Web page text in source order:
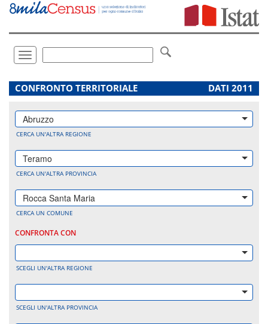
Vai
direttamente
Toggle
navigation
.
CONFRONTO TERRITORIALE DATI 2011
Abruzzo
CERCA UN'ALTRA REGIONE
Teramo
CERCA UN'ALTRA PROVINCIA
Rocca Santa Maria
CERCA UN COMUNE
CONFRONTA CON
SCEGLI UN'ALTRA REGIONE
SCEGLI UN'ALTRA PROVINCIA